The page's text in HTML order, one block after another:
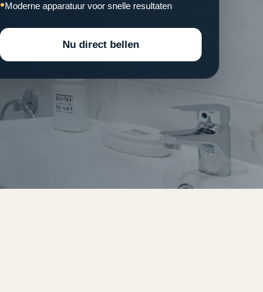
Moderne apparatuur voor snelle resultaten
Nu direct bellen